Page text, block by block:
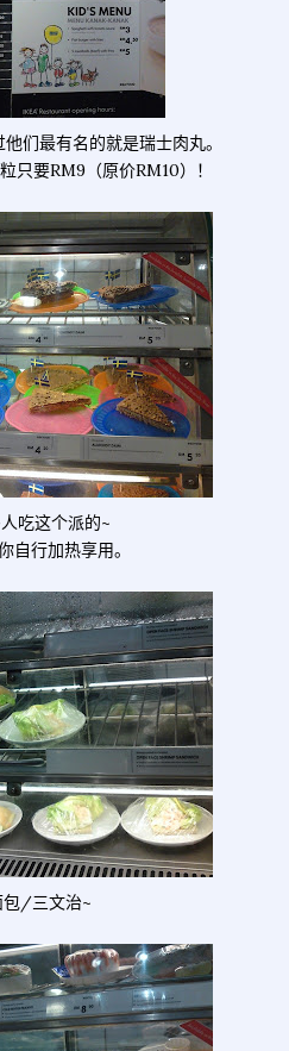
们最有名的就是瑞士肉丸。
只要RM9（原价RM10）！
吃这个派的~
自行加热享用。
包/三文治~